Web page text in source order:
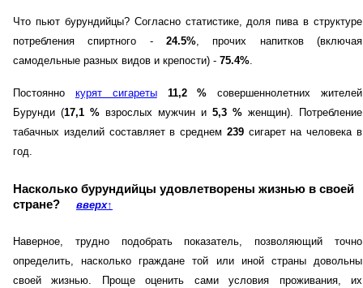
Что пьют бурундийцы? Согласно статистике, доля пива в структуре
потребления спиртного - 24.5%, прочих напитков (включая
самодельные разных видов и крепости) - 75.4%.
Постоянно курят сигареты 11,2 % совершеннолетних жителей
Бурунди (17,1 % взрослых мужчин и 5,3 % женщин). Потребление
табачных изделий составляет в среднем 239сигарет на человека в
год.
Насколько бурундийцы удовлетворены жизнью в своей
стране? вверх↑
Наверное, трудно подобрать показатель, позволяющий точно
определить, насколько граждане той или иной страны довольны
своей жизнью. Проще оценить сами условия проживания, их